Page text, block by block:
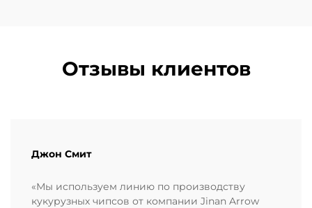
Отзывы клиентов
Джон Смит
«Мы используем линию по производству
кукурузных чипсов от компании Jinan Arrow